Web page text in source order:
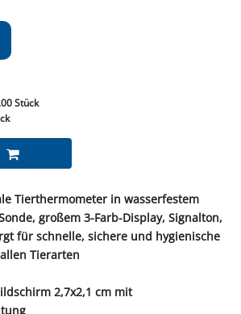
Stück
Tierthermometer in wasserfestem
großem 3-Farb-Display, Signalton,
für schnelle, sichere und hygienische
Tierarten
2,7x2,1 cm mit